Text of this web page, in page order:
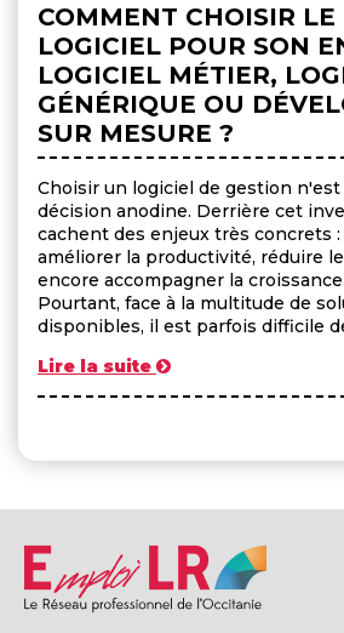
COMMENT CHOISIR LE
LOGICIEL POUR SON
LOGICIEL MÉTIER,
GÉNÉRIQUE OU
SUR MESURE ?
Choisir un logiciel de gestion n'est
décision anodine. Derrière cet
cachent des enjeux très concrets
améliorer la productivité, réduire
encore accompagner la
Pourtant, face à la multitude de
disponibles, il est parfois difficile
Lire la suite